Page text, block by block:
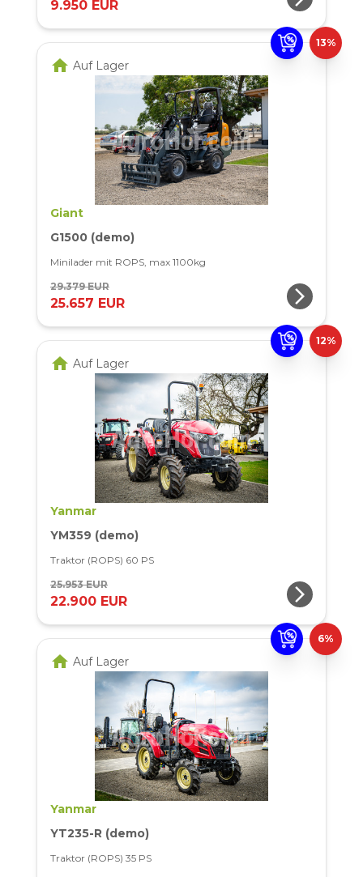
9.950 EUR
13%
home Auf Lager
Giant
G1500 (demo)
Minilader mit ROPS, max 1100kg
29.379 EUR
25.657 EUR arrow_forward_ios
12%
home Auf Lager
Yanmar
YM359 (demo)
Traktor (ROPS) 60 PS
25.953 EUR
22.900 EUR arrow_forward_ios
6%
home Auf Lager
Yanmar
YT235-R (demo)
Traktor (ROPS) 35 PS